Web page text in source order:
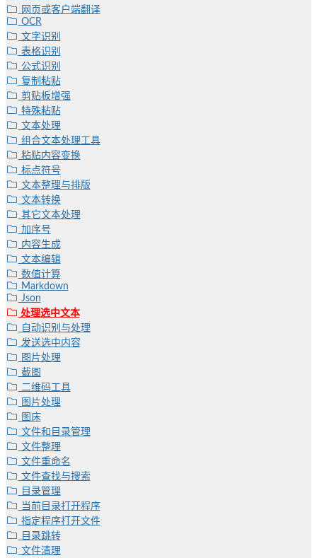
网页或客户端翻译
OCR
文字识别
表格识别
公式识别
复制粘贴
剪贴板增强
特殊粘贴
文本处理
组合文本处理工具
粘贴内容变换
标点符号
文本整理与排版
文本转换
其它文本处理
加序号
内容生成
文本编辑
数值计算
Markdown
Json
处理选中文本
自动识别与处理
发送选中内容
图片处理
截图
二维码工具
图片处理
图床
文件和目录管理
文件整理
文件重命名
文件查找与搜索
目录管理
当前目录打开程序
指定程序打开文件
目录跳转
文件清理